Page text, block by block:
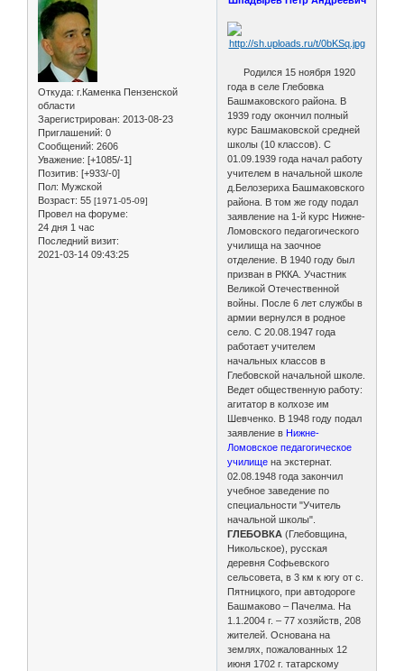
Откуда: г.Каменка Пензенской
области
Зарегистрирован: 2013-08-23
Приглашений: 0
Сообщений: 2606
Уважение: [+1085/-1]
Позитив: [+933/-0]
Пол: Мужской
Возраст: 55 [1971-05-09]
Провел на форуме:
24 дня 1 час
Последний визит:
2021-03-14 09:43:25
Родился 15 ноября 1920
года в селе Глебовка
Башмаковского района. В
1939 году окончил полный
курс Башмаковской средней
школы (10 классов). С
01.09.1939 года начал работу
учителем в начальной школе
д.Белозериха Башмаковского
района. В том же году подал
заявление на 1-й курс Нижне-
Ломовского педагогического
училища на заочное
отделение. В 1940 году был
призван в РККА. Участник
Великой Отечественной
войны. После 6 лет службы в
армии вернулся в родное
село. С 20.08.1947 года
работает учителем
начальных классов в
Глебовской начальной школе.
Ведет общественную работу:
агитатор в колхозе им
Шевченко. В 1948 году подал
заявление в Нижне-
Ломовское педагогическое
училище на экстернат.
02.08.1948 года закончил
учебное заведение по
специальности "Учитель
начальной школы".
ГЛЕБОВКА(Глебовщина,
Никольское), русская
деревня Софьевского
сельсовета, в 3 км к югу от с.
Пятницкого, при автодороге
Башмаково – Пачелма. На
1.1.2004 г. – 77 хозяйств, 208
жителей. Основана на
землях, пожалованных 12
июня 1702 г. татарскому